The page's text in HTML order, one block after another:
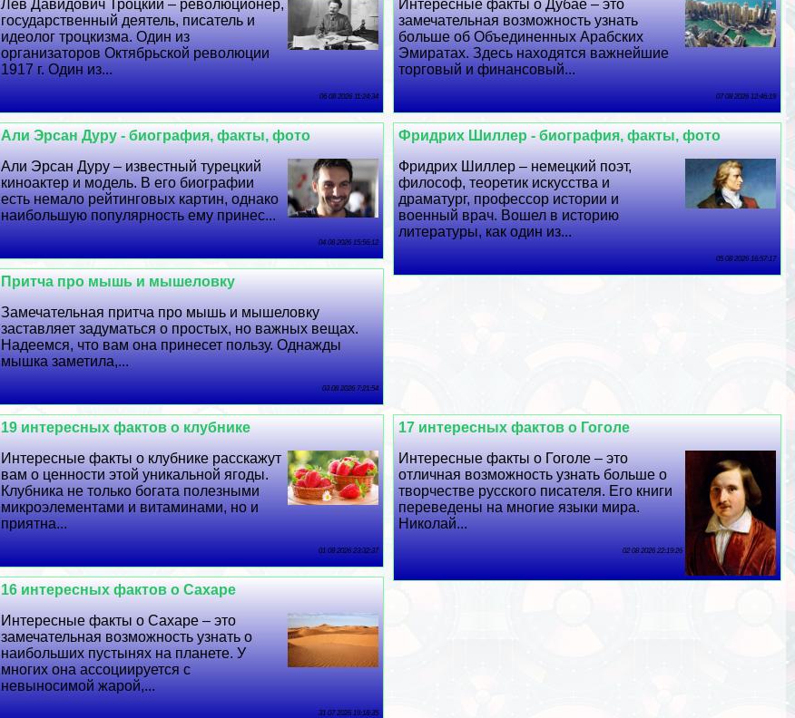
Интересные факты о Дубае – это
замечательная возможность узнать
больше об Объединенных Арабских
Эмиратах. Здесь находятся важнейшие
торговый и финансовый...
07 08 2026 12:46:19
Лев Давидович Троцкий – революционер,
государственный деятель, писатель и
идеолог троцкизма. Один из
организаторов Октябрьской революции
1917 г. Один из...
06 08 2026 11:24:34
Фридрих Шиллер - биография, факты, фото
Фридрих Шиллер – немецкий поэт,
философ, теоретик искусства и
драматург, профессор истории и
военный врач. Вошел в историю
литературы, как один из...
05 08 2026 16:57:17
Али Эрсан Дуру - биография, факты, фото
Али Эрсан Дуру – известный турецкий
киноактер и модель. В его биографии
есть немало рейтинговых картин, однако
наибольшую популярность ему принес...
04 08 2026 15:56:12
Притча про мышь и мышеловку
Замечательная притча про мышь и мышеловку
заставляет задуматься о простых, но важных вещах.
Надеемся, что вам она принесет пользу. Однажды
мышка заметила,...
03 08 2026 7:21:54
17 интересных фактов о Гоголе
Интересные факты о Гоголе – это
отличная возможность узнать больше о
творчестве русского писателя. Его книги
переведены на многие языки мира.
Николай...
02 08 2026 22:19:26
19 интересных фактов о клубнике
Интересные факты о клубнике расскажут
вам о ценности этой уникальной ягоды.
Клубника не только богата полезными
микроэлементами и витаминами, но и
приятна...
01 08 2026 23:32:37
16 интересных фактов о Сахаре
Интересные факты о Сахаре – это
замечательная возможность узнать о
наибольших пустынях на планете. У
многих она ассоциируется с
невыносимой жарой,...
31 07 2026 19:18:35